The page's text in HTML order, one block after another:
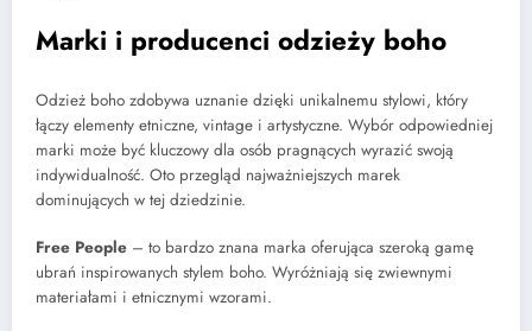
Marki i producenci odzieży boho
Odzież boho zdobywa uznanie dzięki unikalnemu stylowi, który
łączy elementy etniczne, vintage i artystyczne. Wybór odpowiedniej
marki może być kluczowy dla osób pragnących wyrazić swoją
indywidualność. Oto przegląd najważniejszych marek
dominujących w tej dziedzinie.
Free People – to bardzo znana marka oferująca szeroką gamę
ubrań inspirowanych stylem boho. Wyróżniają się zwiewnymi
materiałami i etnicznymi wzorami.